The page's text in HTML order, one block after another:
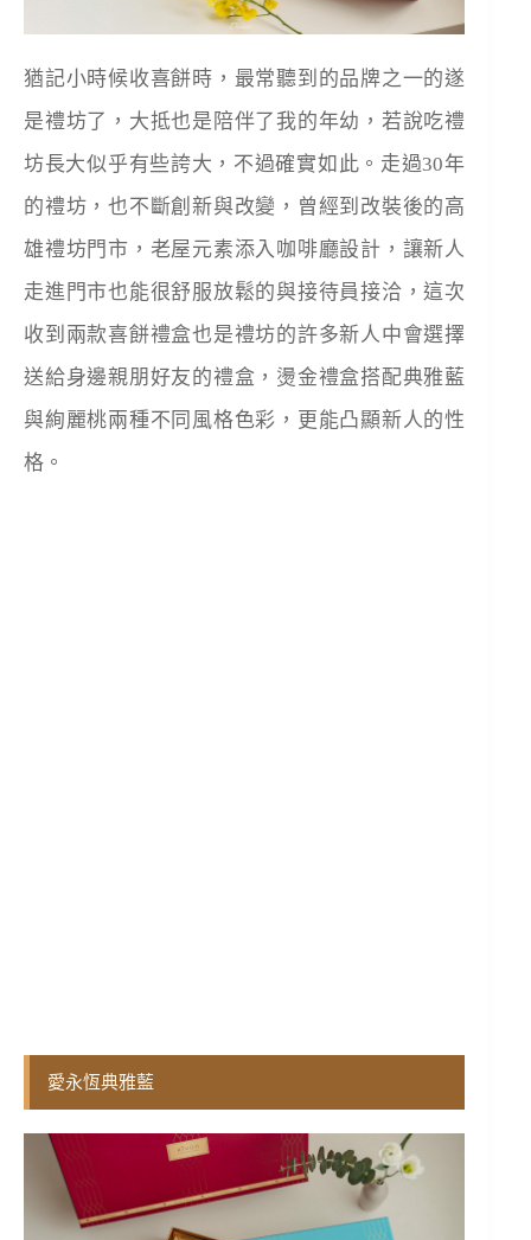
猶記小時候收喜餅時，最常聽到的品牌之一的遂
是禮坊了，大抵也是陪伴了我的年幼，若說吃禮
坊長大似乎有些誇大，不過確實如此。走過30年
的禮坊，也不斷創新與改變，曾經到改裝後的高
雄禮坊門市，老屋元素添入咖啡廳設計，讓新人
走進門市也能很舒服放鬆的與接待員接洽，這次
收到兩款喜餅禮盒也是禮坊的許多新人中會選擇
送給身邊親朋好友的禮盒，燙金禮盒搭配典雅藍
與絢麗桃兩種不同風格色彩，更能凸顯新人的性
格。
愛永恆典雅藍